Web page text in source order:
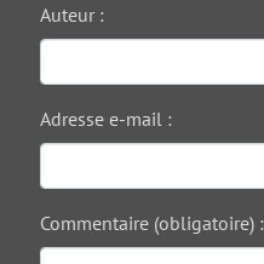
Auteur :
Adresse e-mail :
Commentaire (obligatoire) :